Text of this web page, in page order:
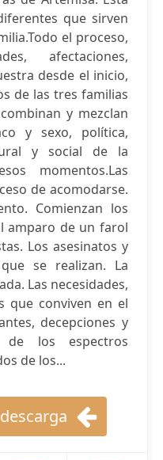
que sirven
el proceso,
afectaciones,
desde el inicio,
de las tres familias
y mezclan
y sexo, política,
y social de la
momentos.Las
de acomodarse.
Comienzan los
amparo de un farol
Los asesinatos y
se realizan. La
Las necesidades,
que conviven en el
decepciones y
de los espectros
de los...